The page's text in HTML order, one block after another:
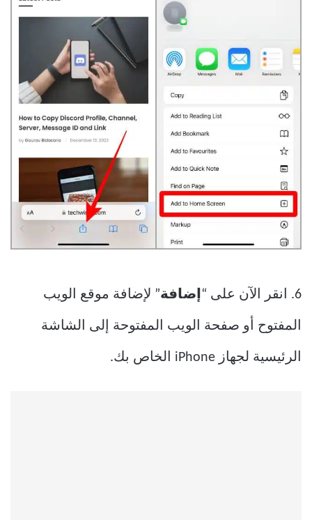
6. انقر الآن على “ إضافة” لإضافة موقع الويب
المفتوح أو صفحة الويب المفتوحة إلى الشاشة
الرئيسية لجهاز iPhone الخاص بك.